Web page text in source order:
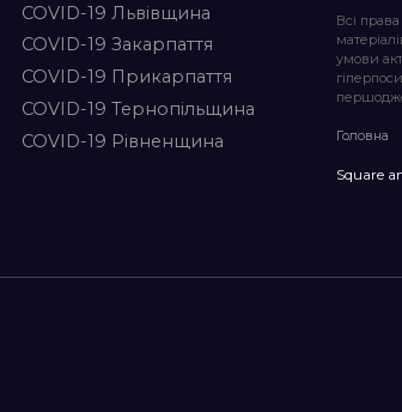
COVID-19 Львівщина
COVID-19 Закарпаття
COVID-19 Прикарпаття
COVID-19 Тернопільщина
COVID-19 Рівненщина
Всі
умови
Головна
Square